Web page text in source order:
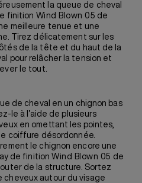
la queue de cheval
finition Wind Blown 05 de
meilleure tenue et une
Tirez délicatement sur les
de la tête et du haut de la
pour relâcher la tension et
le tout.
de cheval en un chignon bas
le à l’aide de plusieurs
en omettant les pointes,
coiffure désordonnée.
le chignon encore une
de finitionWind Blown 05 de
de la structure. Sortez
cheveux autour du visage